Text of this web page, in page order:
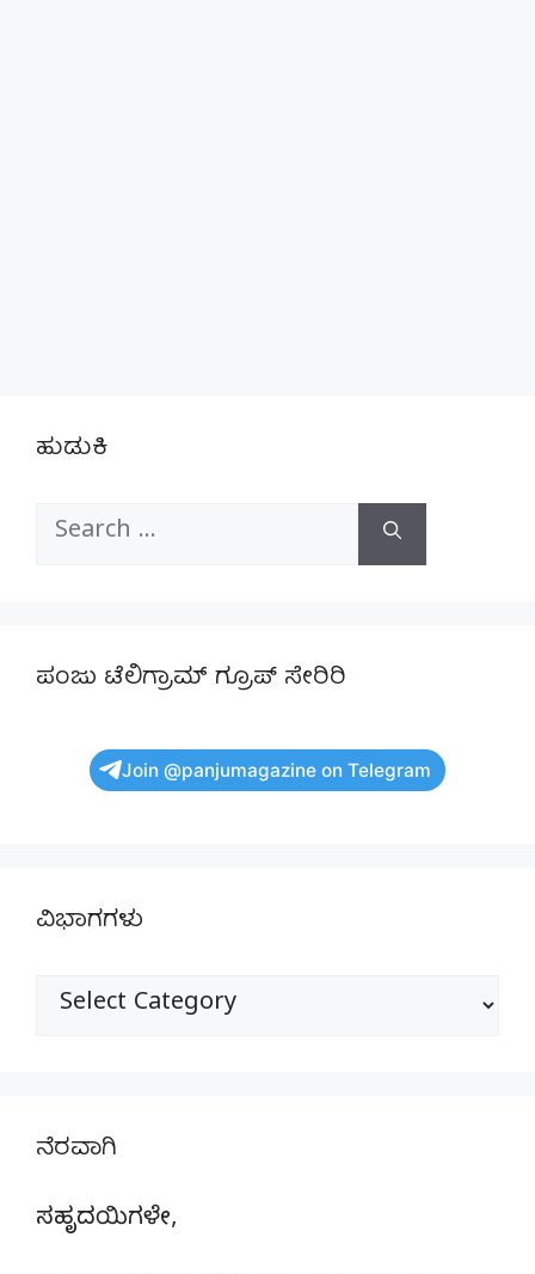
ಹುಡುಕಿ
Search
ಪಂಜು ಟೆಲಿಗ್ರಾಮ್ ಗ್ರೂಪ್ ಸೇರಿರಿ
Join @panjumagazine on Telegram
ವಿಭಾಗಗಳು
ವಿಭಾಗಗಳು
ನೆರವಾಗಿ
ಸಹೃದಯಿಗಳೇ,